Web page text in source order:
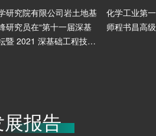
研究院有限公司岩土地基
研究员在“第十一届深基
暨 2021 深基础工程技术
化学工业第
师程书昌高
报告